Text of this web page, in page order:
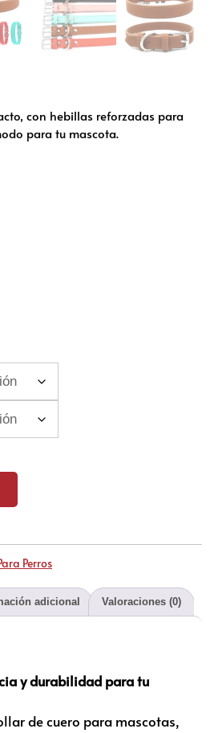
con hebillas reforzadas para
para tu mascota.
Perros
adicional Valoraciones (0)
y durabilidad para tu
de cuero para mascotas,